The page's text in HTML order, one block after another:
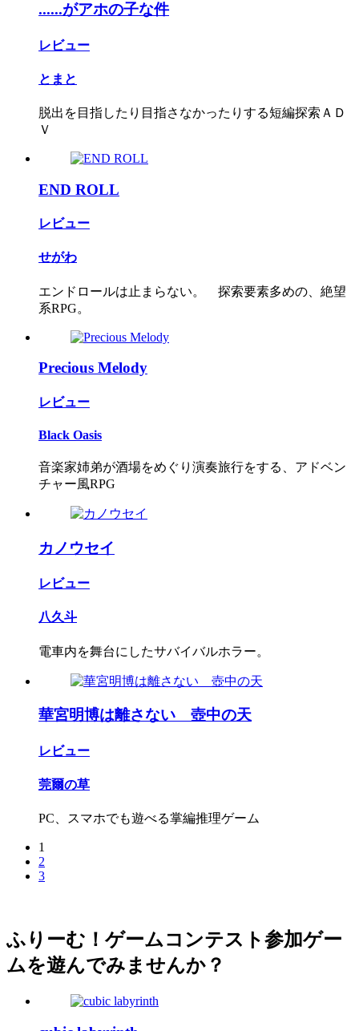
......がアホの子な件
レビュー
とまと
脱出を目指したり目指さなかったりする短編探索ＡＤ
Ｖ
END ROLL
レビュー
せがわ
エンドロールは止まらない。 探索要素多めの、絶望
系RPG。
Precious Melody
レビュー
Black Oasis
音楽家姉弟が酒場をめぐり演奏旅行をする、アドベン
チャー風RPG
カノウセイ
レビュー
八久斗
電車内を舞台にしたサバイバルホラー。
華宮明博は離さない 壺中の天
レビュー
莞爾の草
PC、スマホでも遊べる掌編推理ゲーム
1
2
3
ふりーむ！ゲームコンテスト参加ゲー
ムを遊んでみませんか？